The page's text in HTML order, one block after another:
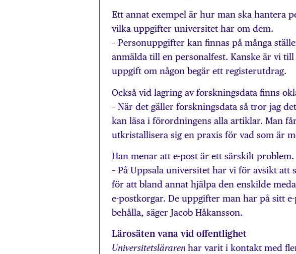
Ett annat exempel är hur man ska hantera
vilka uppgifter universitet har om dem.
– Personuppgifter kan finnas på många
anmälda till en personalfest. Kanske är vi
uppgift om någon begär ett registerutdrag.
Också vid lagring av forskningsdata finns
– När det gäller forskningsdata så tror jag
kan läsa i förordningens alla artiklar. Man
utkristallisera sig en praxis för vad som är
Han menar att e-post är ett särskilt problem.
– På Uppsala universitet har vi för avsikt att
för att bland annat hjälpa den enskilde
e-postkorgar. De uppgifter man har på sitt
behålla, säger Jacob Håkansson.
Lärosäten vana vid offentlighet
Universitetsläraren har varit i kontakt med